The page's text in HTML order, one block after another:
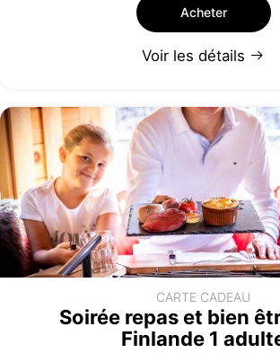
Acheter
Voir les détails
CARTE CADEAU
Soirée repas et bien
Finlande 1